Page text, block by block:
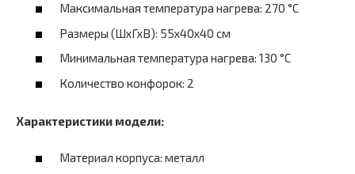
Максимальная температура нагрева: 270 °C
Размеры (ШхГхВ): 55х40х40 см
Минимальная температура нагрева: 130 °C
Количество конфорок: 2
Характеристики модели:
Материал корпуса: металл